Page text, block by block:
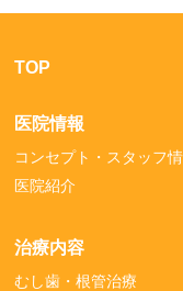
TOP
医院情報
コンセプト・スタッフ
医院紹介
治療内容
むし歯・根管治療